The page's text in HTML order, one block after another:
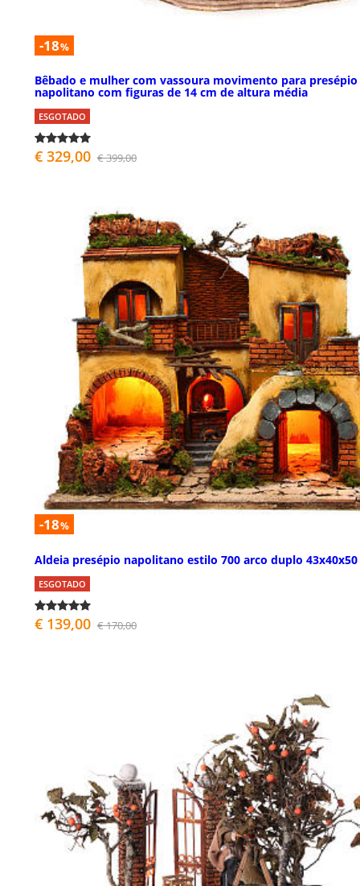
-18%
Bêbado e mulher com vassoura movimento para presépio
napolitano com figuras de 14 cm de altura média
ESGOTADO
€ 329,00 € 399,00
-18%
Aldeia presépio napolitano estilo 700 arco duplo
ESGOTADO
€ 139,00 € 170,00